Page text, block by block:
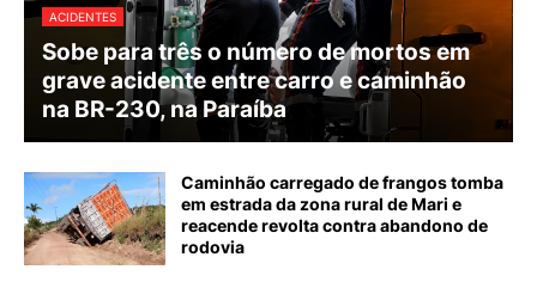
ACIDENTES
Sobe para três o número de mortos em
grave acidente entre carro e caminhão
na BR-230, na Paraíba
Caminhão carregado de frangos tomba
em estrada da zona rural de Mari e
reacende revolta contra abandono de
rodovia